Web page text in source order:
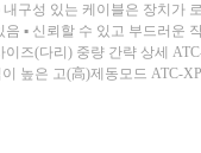
구성 있는 케이블은 장치가
▪ 신뢰할 수 있고 부드러운
즈(다리) 중량 간략 상세
높은 고(高)제동모드 ATC-XP